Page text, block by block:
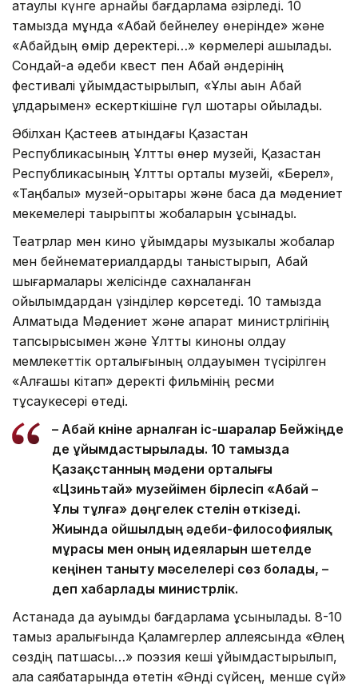
атаулы күнге арнайы бағдарлама әзірледі. 10
тамызда мұнда «Абай бейнелеу өнерінде» және
«Абайдың өмір деректері…» көрмелері ашылады.
Сондай-ақ әдеби квест пен Абай әндерінің
фестивалі ұйымдастырылып, «Ұлы ақын Абай
ұлдарымен» ескерткішіне гүл шоқтары қойылады.
Әбілхан Қастеев атындағы Қазақстан
Республикасының Ұлттық өнер музейі, Қазақстан
Республикасының Ұлттық орталық музейі, «Берел»,
«Таңбалы» музей-қорықтары және басқа да мәдениет
мекемелері тақырыптық жобаларын ұсынады.
Театрлар мен кино ұйымдары музыкалық жобалар
мен бейнематериалдарды таныстырып, Абай
шығармалары желісінде сахналанған
қойылымдардан үзінділер көрсетеді. 10 тамызда
Алматыда Мәдениет және ақпарат министрлігінің
тапсырысымен және Ұлттық киноны қолдау
мемлекеттік орталығының қолдауымен түсірілген
«Алғашқы кітап» деректі фильмінің ресми
тұсаукесері өтеді.
– Абай күніне арналған іс-шаралар Бейжіңде
де ұйымдастырылады. 10 тамызда
Қазақстанның мәдени орталығы
«Цзиньтай» музейімен бірлесіп «Абай –
Ұлы тұлға» дөңгелек үстелін өткізеді.
Жиында ойшылдың әдеби-философиялық
мұрасы мен оның идеяларын шетелде
кеңінен таныту мәселелері сөз болады, –
деп хабарлады министрлік.
Астанада да ауқымды бағдарлама ұсынылады. 8-10
тамыз аралығында Қаламгерлер аллеясында «Өлең
сөздің патшасы…» поэзия кеші ұйымдастырылып,
қала саябақтарында өтетін «Әнді сүйсең, менше сүй»